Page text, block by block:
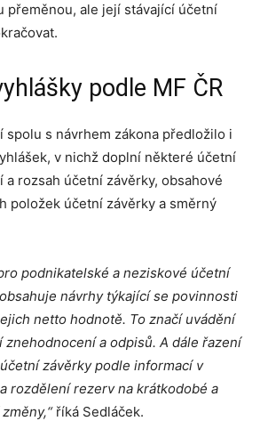
přeměnou, ale její stávající účetní
podle MF ČR
spolu s návrhem zákona předložilo i
v nichž doplní některé účetní
a rozsah účetní závěrky, obsahové
položek účetní závěrky a směrný
podnikatelské a neziskové účetní
návrhy týkající se povinnosti
netto hodnotě. To značí uvádění
a odpisů. A dále řazení
závěrky podle informací v
rozdělení rezerv na krátkodobé a
říká Sedláček.